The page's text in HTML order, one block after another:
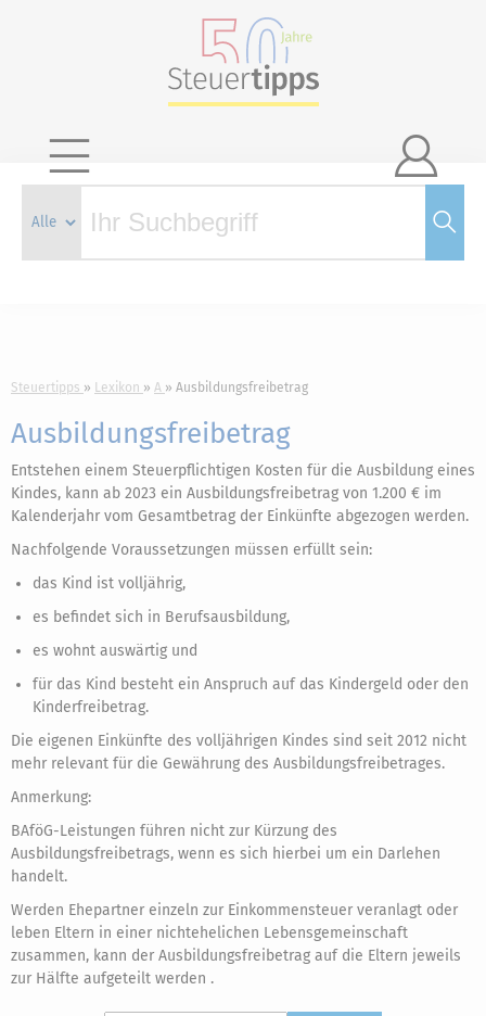

Steuertipps Lexikon A Ausbildungsfreibetrag
Ausbildungsfreibetrag
Entstehen einem Steuerpflichtigen Kosten für die Ausbildung eines
Kindes, kann ab 2023 ein Ausbildungsfreibetrag von 1.200 € im
Kalenderjahr vom Gesamtbetrag der Einkünfte abgezogen werden.
Nachfolgende Voraussetzungen müssen erfüllt sein:
das Kind ist volljährig,
es befindet sich in Berufsausbildung,
es wohnt auswärtig und
für das Kind besteht ein Anspruch auf das Kindergeld oder den
Kinderfreibetrag.
Die eigenen Einkünfte des volljährigen Kindes sind seit 2012 nicht
mehr relevant für die Gewährung des Ausbildungsfreibetrages.
Anmerkung:
BAföG-Leistungen führen nicht zur Kürzung des
Ausbildungsfreibetrags, wenn es sich hierbei um ein Darlehen
handelt.
Werden Ehepartner einzeln zur Einkommensteuer veranlagt oder
leben Eltern in einer nichtehelichen Lebensgemeinschaft
zusammen, kann der Ausbildungsfreibetrag auf die Eltern jeweils
zur Hälfte aufgeteilt werden .